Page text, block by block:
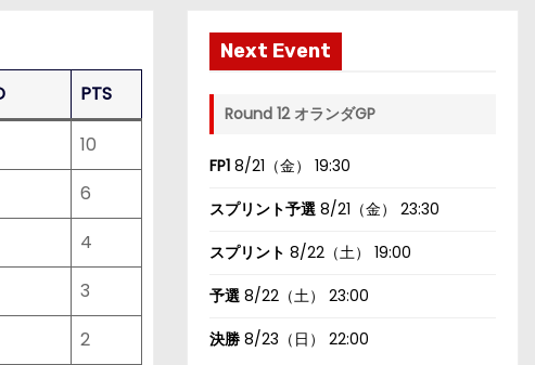
PTS
10
6
4
3
2
Next Event
Round 12 オランダGP
FP1 8/21（金） 19:30
スプリント予選 8/21（金） 23:30
スプリント 8/22（土） 19:00
予選 8/22（土） 23:00
決勝 8/23（日） 22:00